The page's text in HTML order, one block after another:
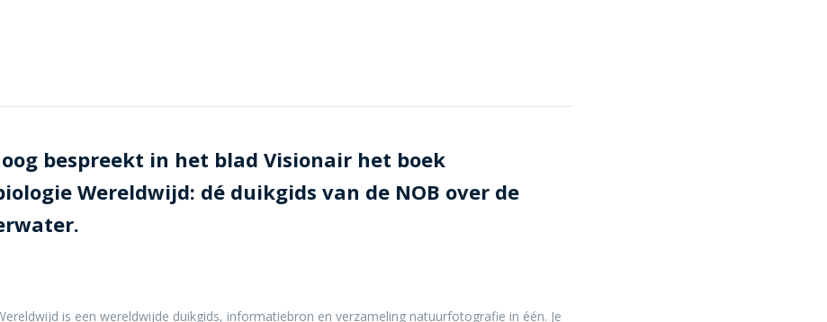
bespreekt in het blad Visionair het boek
Wereldwijd: dé duikgids van de NOB over de
is een wereldwijde duikgids, informatiebron en verzameling natuurfotografie in één. Je